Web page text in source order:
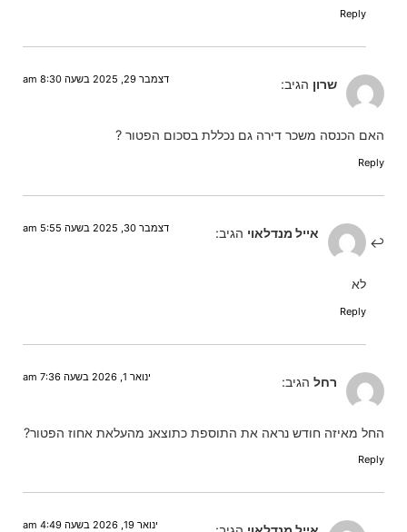
Reply
שרון הגיב: דצמבר 29, 2025 בשעה 8:30 am
האם הכנסה משכר דירה גם נכללת בסכום הפטור ?
Reply
אייל מנדלאוי הגיב: דצמבר 30, 2025 בשעה 5:55 am
לא
Reply
רחל הגיב: ינואר 1, 2026 בשעה 7:36 am
החל מאיזה חודש נראה את התוספת כתוצאנ מהעלאת אחוז הפטור?
Reply
ינואר 19, 2026 בשעה 4:49 am